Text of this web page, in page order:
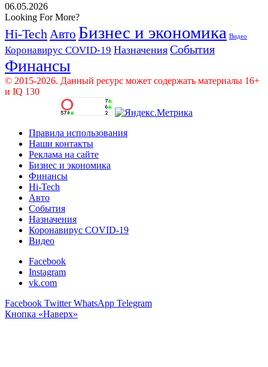
06.05.2026
Looking For More?
Hi-Tech Авто Бизнес и экономика Видео
Коронавирус COVID-19 Назначения События
Финансы
© 2015-2026. Данный ресурс может содержать материалы 16+
и IQ 130
Правила использования
Наши контакты
Реклама на сайте
Бизнес и экономика
Финансы
Hi-Tech
Авто
События
Назначения
Коронавирус COVID-19
Видео
Facebook
Instagram
vk.com
Facebook Twitter WhatsApp Telegram
Кнопка «Наверх»